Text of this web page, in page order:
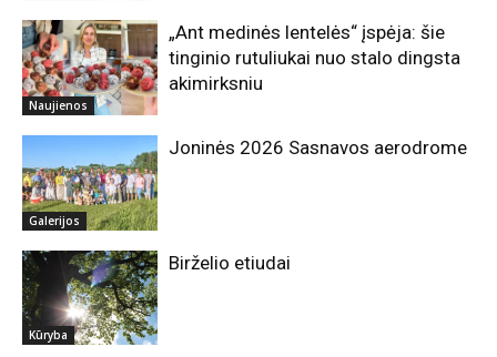
Naujienos
„Ant medinės lentelės“ įspėja: šie
tinginio rutuliukai nuo stalo dingsta
akimirksniu
Galerijos
Joninės 2026 Sasnavos aerodrome
Kūryba
Birželio etiudai